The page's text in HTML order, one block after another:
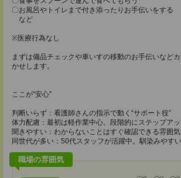
〇お風呂やトイレまで付き添ったりお手伝いをする
など
※医療行為なし
まずは備品チェックや車いすの移動のお手伝いなど
かせします。
ここが“安心”
判断いらず：看護師さんの指示で動く“サポート役”
体力配慮：最初は軽作業中心。段階的にステップアッ
聞きやすい：わからないことはすぐ確認できる雰囲気
同世代が多い：50代スタッフが活躍中。馴染みやすい
職場の雰囲気